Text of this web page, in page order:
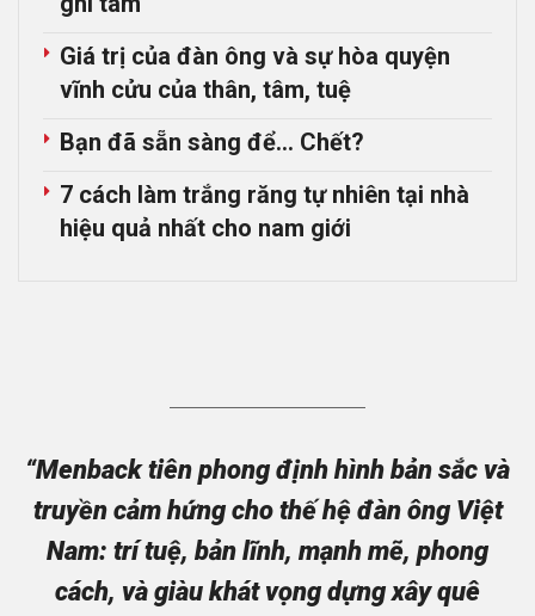
Giá trị của đàn ông và sự hòa quyện
vĩnh cửu của thân, tâm, tuệ
Bạn đã sẵn sàng để… Chết?
7 cách làm trắng răng tự nhiên tại nhà
hiệu quả nhất cho nam giới
“Menback tiên phong định hình bản sắc và
truyền cảm hứng cho thế hệ đàn ông Việt
Nam: trí tuệ, bản lĩnh, mạnh mẽ, phong
cách, và giàu khát vọng dựng xây quê